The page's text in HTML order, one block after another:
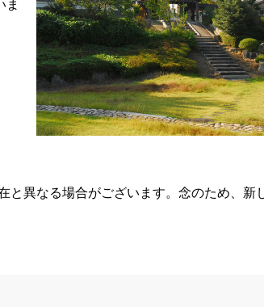
ま
異なる場合がございます。念のため、新